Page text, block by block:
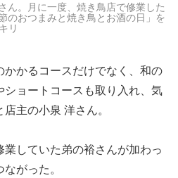
ん。月に一度、焼き鳥店で修業した
のおつまみと焼き鳥とお酒の日」を
リ
かかるコースだけでなく、和の
ョートコースも取り入れ、気
主の小泉 洋さん。
していた弟の裕さんが加わっ
がった。